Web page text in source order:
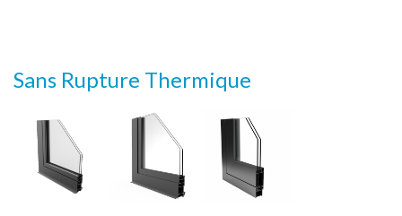
Sans Rupture Thermique